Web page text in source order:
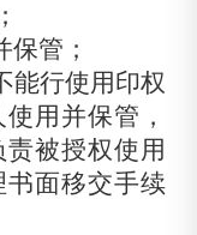
保管；
能行使用印权
用并保管，
被授权使用
面移交手续